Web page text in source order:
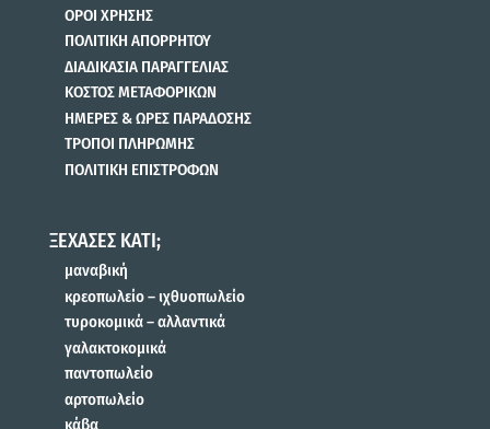
ΟΡΟΙ ΧΡΗΣΗΣ
ΠΟΛΙΤΙΚΗ ΑΠΟΡΡΗΤΟΥ
ΔΙΑΔΙΚΑΣΙΑ ΠΑΡΑΓΓΕΛΙΑΣ
ΚΟΣΤΟΣ ΜΕΤΑΦΟΡΙΚΩΝ
ΗΜΕΡΕΣ & ΩΡΕΣ ΠΑΡΑΔΟΣΗΣ
ΤΡΟΠΟΙ ΠΛΗΡΩΜΗΣ
ΠΟΛΙΤΙΚΗ ΕΠΙΣΤΡΟΦΩΝ
ΞΕΧΑΣΕΣ ΚΑΤΙ;
μαναβική
κρεοπωλείο – ιχθυοπωλείο
τυροκομικά – αλλαντικά
γαλακτοκομικά
παντοπωλείο
αρτοπωλείο
κάβα